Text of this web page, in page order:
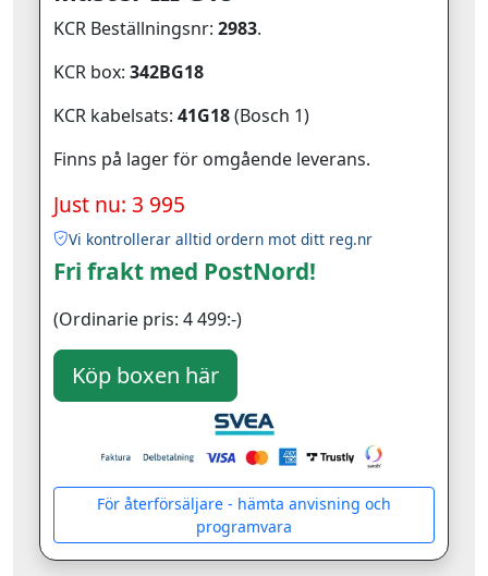
KCR Beställningsnr: 2983.
KCR box: 342BG18
KCR kabelsats: 41G18(Bosch 1)
Finns på lager för omgående leverans.
Just nu: 3 995
Vi kontrollerar alltid ordern mot ditt reg.nr
Fri frakt med PostNord!
(Ordinarie pris: 4 499:-)
För återförsäljare - hämta anvisning och
programvara